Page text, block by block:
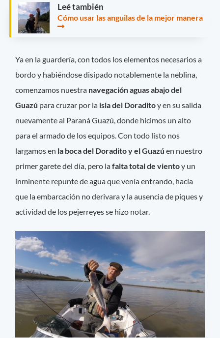
Leé también
Cómo usar las anguilas de la mejor manera
Ya en la guardería, con todos los elementos necesarios a
bordo y habiéndose disipado notablemente la neblina,
comenzamos nuestra navegación aguas abajo del
Guazú para cruzar por la isla del Doraditoy en su salida
nuevamente al Paraná Guazú, donde hicimos un alto
para el armado de los equipos. Con todo listo nos
largamos en la boca del Doradito y el Guazú en nuestro
primer garete del día, pero lafalta total de vientoy un
inminente repunte de agua que venía entrando, hacía
que la embarcación no derivara y la ausencia de piques y
actividad de los pejerreyes se hizo notar.